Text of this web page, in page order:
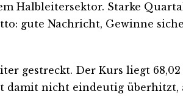
Halbleitersektor. Starke
gute Nachricht, Gewinne
gestreckt. Der Kurs liegt
damit nicht eindeutig überhitzt,